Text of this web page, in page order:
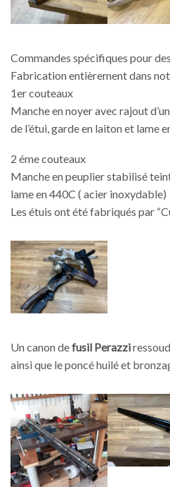
Commandes spécifiques pour
Fabrication entièrement dans
1er couteaux
Manche en noyer avec rajout
de l’étui, garde en laiton et lame
2 éme couteaux
Manche en peuplier stabilisé
lame en 440C ( acier inoxydable)
Les étuis ont été fabriqués par
Un canon defusil Perazzi
ainsi que le poncé huilé et